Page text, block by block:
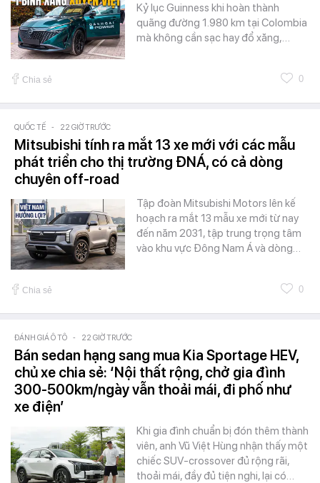
Kỷ lục Guinness khi hoàn thành
quãng đường 1.980 km tại Colombia
mà không cần sạc hay đổ xăng,…
Chia sẻ 0
QUỐC TẾ - 22 GIỜ TRƯỚC
Mitsubishi tính ra mắt 13 xe mới với các mẫu
phát triển cho thị trường ĐNÁ, có cả dòng
chuyên off-road
Tập đoàn Mitsubishi Motors lên kế
hoạch ra mắt 13 mẫu xe mới từ nay
đến năm 2031, tập trung trọng tâm
vào khu vực Đông Nam Á và dòng…
Chia sẻ 0
ĐÁNH GIÁ Ô TÔ - 22 GIỜ TRƯỚC
Bán sedan hạng sang mua Kia Sportage HEV,
chủ xe chia sẻ: ‘Nội thất rộng, chở gia đình
300-500km/ngày vẫn thoải mái, đi phố như
xe điện’
Khi gia đình chuẩn bị đón thêm thành
viên, anh Vũ Việt Hùng nhận thấy một
chiếc SUV-crossover đủ rộng rãi,
thoải mái, đầy đủ tiện nghi, lại có…